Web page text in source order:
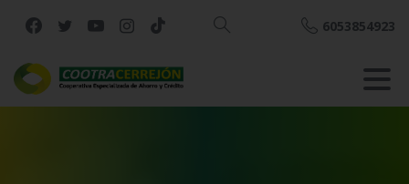
Buscar
6053854923